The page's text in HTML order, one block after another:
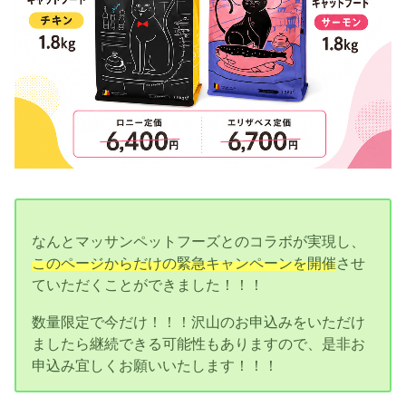
なんとマッサンペットフーズとのコラボが実現し、
このページからだけの緊急キャンペーンを開催させ
ていただくことができました！！！
数量限定で今だけ！！！沢山のお申込みをいただけ
ましたら継続できる可能性もありますので、是非お
申込み宜しくお願いいたします！！！